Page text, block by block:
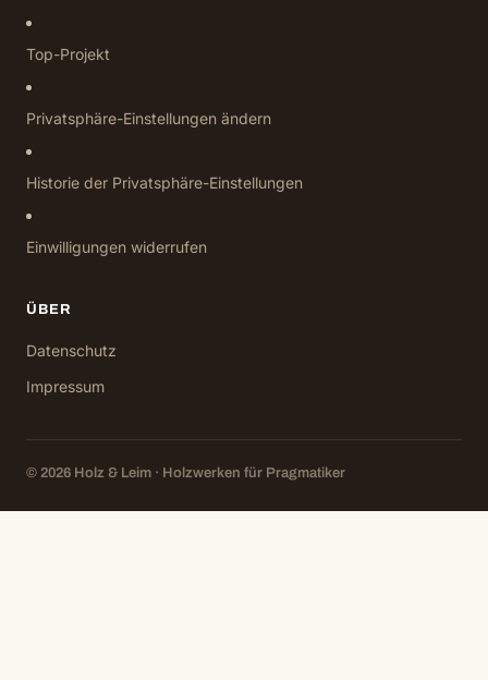
Top-Projekt
Privatsphäre-Einstellungen ändern
Historie der Privatsphäre-Einstellungen
Einwilligungen widerrufen
ÜBER
Datenschutz
Impressum
© 2026 Holz & Leim · Holzwerken für Pragmatiker